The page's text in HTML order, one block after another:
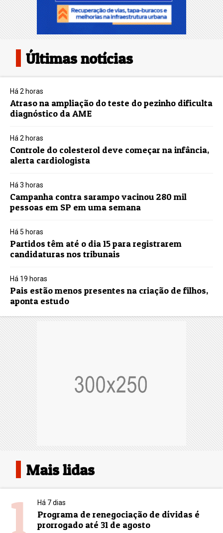
Últimas notícias
Há 2 horas
Atraso na ampliação do teste do pezinho dificulta
diagnóstico da AME
Há 2 horas
Controle do colesterol deve começar na infância,
alerta cardiologista
Há 3 horas
Campanha contra sarampo vacinou 280 mil
pessoas em SP em uma semana
Há 5 horas
Partidos têm até o dia 15 para registrarem
candidaturas nos tribunais
Há 19 horas
Pais estão menos presentes na criação de filhos,
aponta estudo
Mais lidas
1 Há 7 dias
Programa de renegociação de dívidas é
prorrogado até 31 de agosto